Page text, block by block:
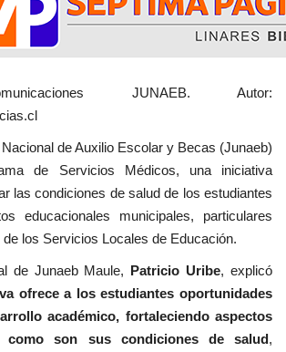
JUNAEB. Autor:
de Auxilio Escolar y Becas (Junaeb)
de Servicios Médicos, una iniciativa
las condiciones de salud de los estudiantes
educacionales municipales, particulares
los Servicios Locales de Educación.
de Junaeb Maule, Patricio Uribe, explicó
ofrece a los estudiantes oportunidades
académico, fortaleciendo aspectos
como son sus condiciones de salud,